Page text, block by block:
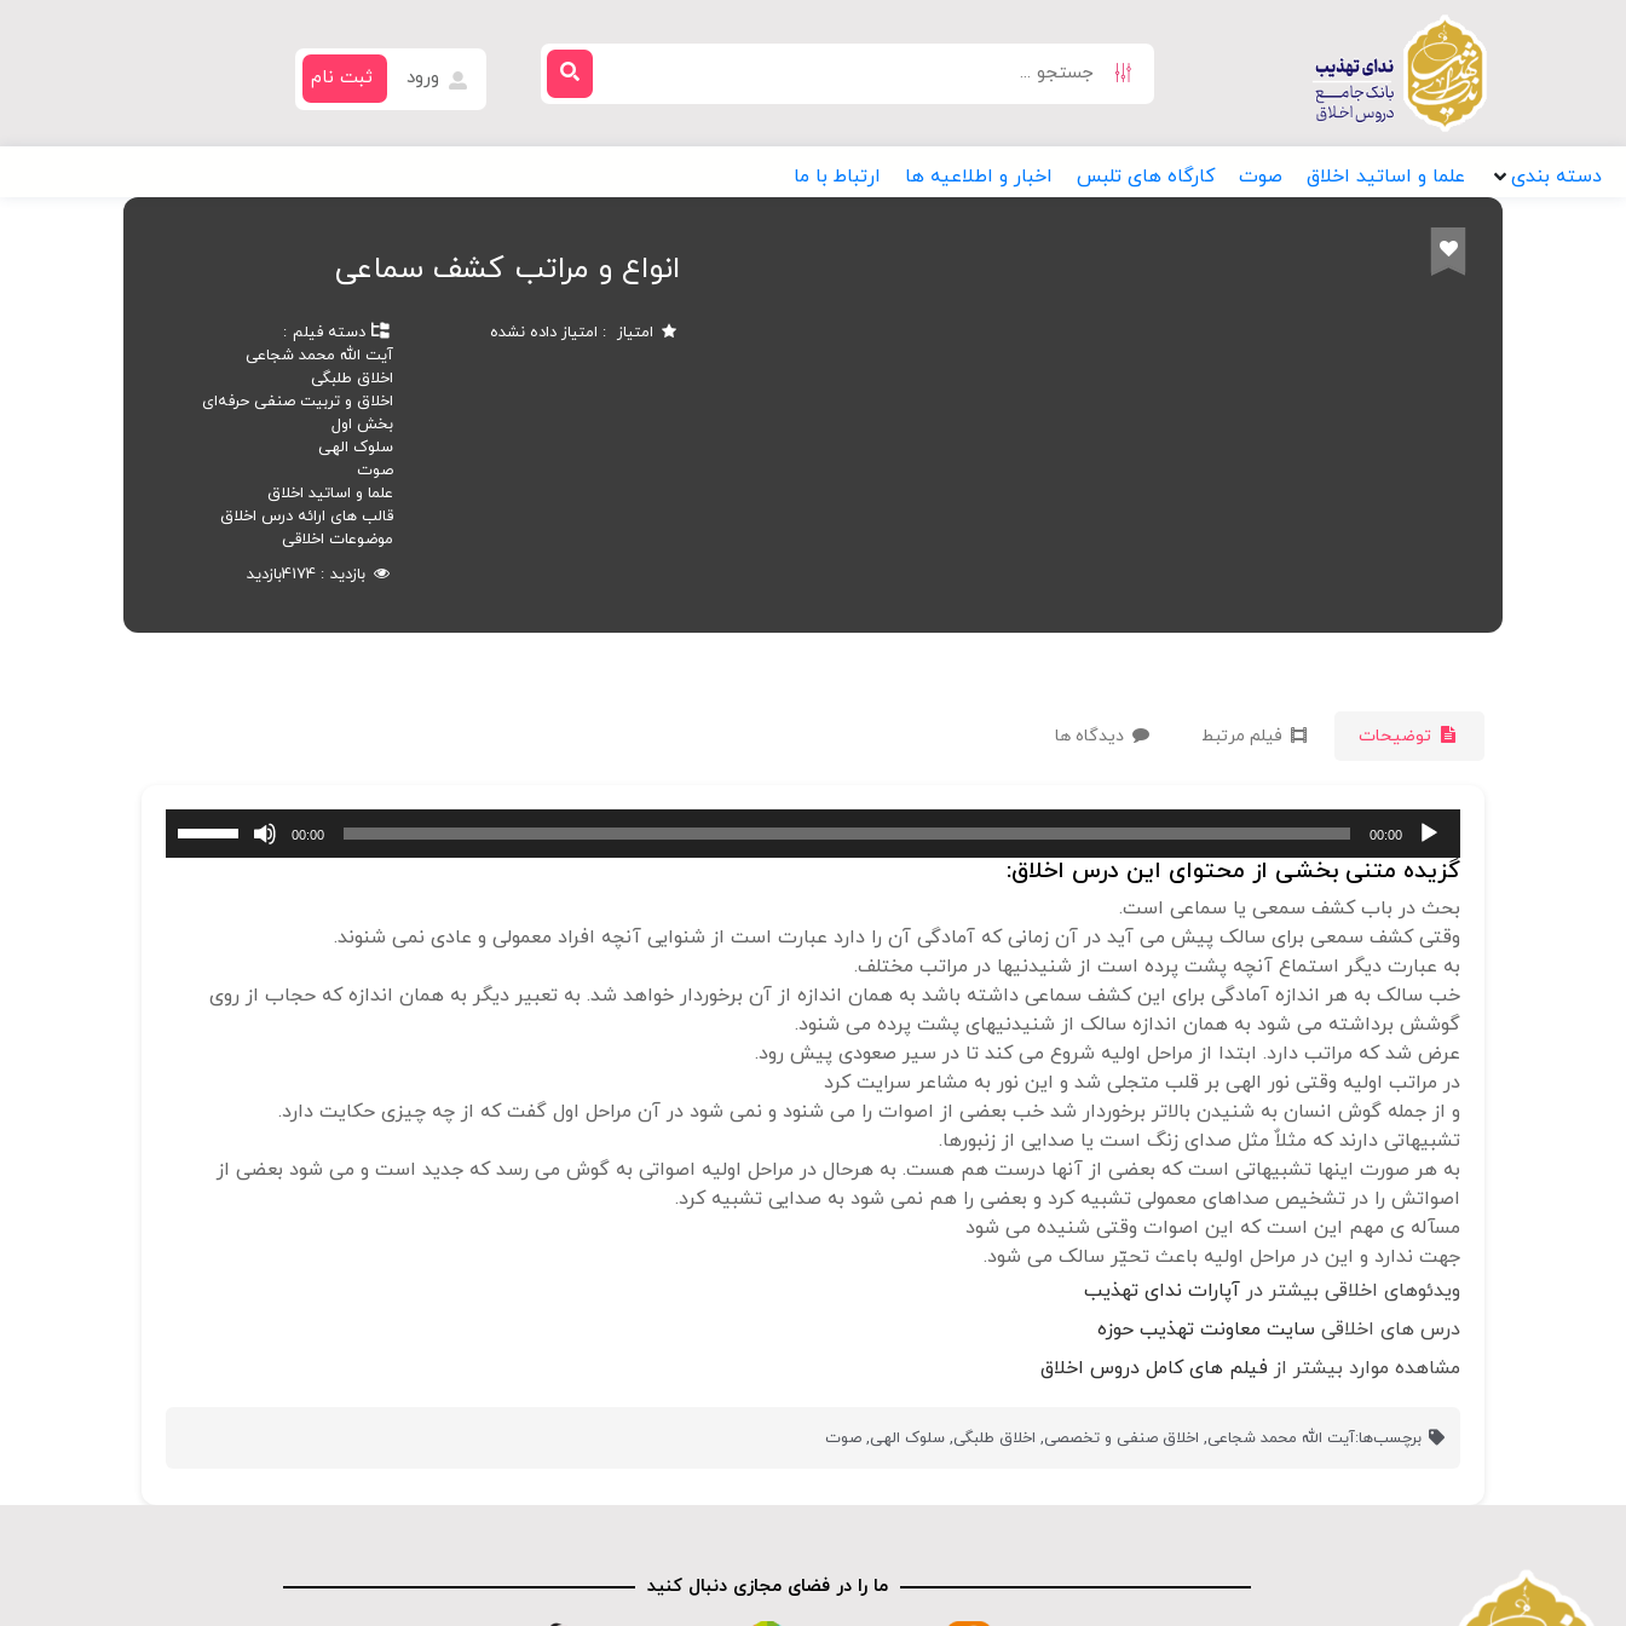
ورود ثبت نام
دسته بندی علما و اساتید اخلاق صوت کارگاه های تلبس اخبار و اطلاعیه ها ارتباط با ما
انواع و مراتب کشف سماعی
امتیاز امتیاز داده نشده
دسته فیلم
آیت الله محمد شجاعی
اخلاق طلبگی
اخلاق و تربیت صنفی حرفه‌ای
بخش اول
سلوک الهی
صوت
علما و اساتید اخلاق
قالب های ارائه درس اخلاق
موضوعات اخلاقی
بازدید
4174بازدید
توضیحات فیلم مرتبط دیدگاه ها
پخش‌کننده
صوت
00:00
00:00
گزیده متنی بخشی از محتوای این درس اخلاق:
بحث در باب کشف سمعی یا سماعی است.
وقتی کشف سمعی برای سالک پیش می آید در آن زمانی که آمادگی آن را دارد عبارت است از شنوایی آنچه افراد معمولی و عادی نمی شنوند.
به عبارت دیگر استماع آنچه پشت پرده است از شنیدنیها در مراتب مختلف.
خب سالک به هر اندازه آمادگی برای این کشف سماعی داشته باشد به همان اندازه از آن برخوردار خواهد شد. به تعبیر دیگر به همان اندازه که حجاب از روی
گوشش برداشته می شود به همان اندازه سالک از شنیدنیهای پشت پرده می شنود.
عرض شد که مراتب دارد. ابتدا از مراحل اولیه شروع می کند تا در سیر صعودی پیش رود.
در مراتب اولیه وقتی نور الهی بر قلب متجلی شد و این نور به مشاعر سرایت کرد
و از جمله گوش انسان به شنیدن بالاتر برخوردار شد خب بعضی از اصوات را می شنود و نمی شود در آن مراحل اول گفت که از چه چیزی حکایت دارد.
تشبیهاتی دارند که مثلاٌ مثل صدای زنگ است یا صدایی از زنبورها.
به هر صورت اینها تشبیهاتی است که بعضی از آنها درست هم هست. به هرحال در مراحل اولیه اصواتی به گوش می رسد که جدید است و می شود بعضی از
اصواتش را در تشخیص صداهای معمولی تشبیه کرد و بعضی را هم نمی شود به صدایی تشبیه کرد.
مسآله ی مهم این است که این اصوات وقتی شنیده می شود
جهت ندارد و این در مراحل اولیه باعث تحیّر سالک می شود.
ویدئوهای اخلاقی بیشتر در آپارات ندای تهذیب
درس های اخلاقی سایت معاونت تهذیب حوزه
مشاهده موارد بیشتر از فیلم های کامل دروس اخلاق
برچسب‌ها:آیت الله محمد شجاعی, اخلاق صنفی و تخصصی, اخلاق طلبگی,سلوک الهی,صوت
ما را در فضای مجازی دنبال کنید